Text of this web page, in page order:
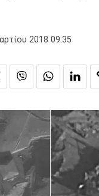
2018 09:35